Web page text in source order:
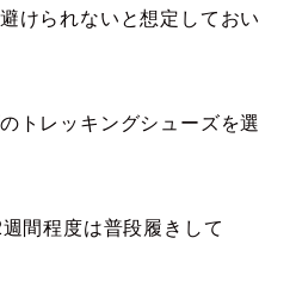
けられないと想定しておい
トレッキングシューズを選
間程度は普段履きして